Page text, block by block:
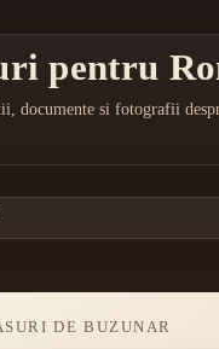
pentru
documente si fotografii
DE BUZUNAR